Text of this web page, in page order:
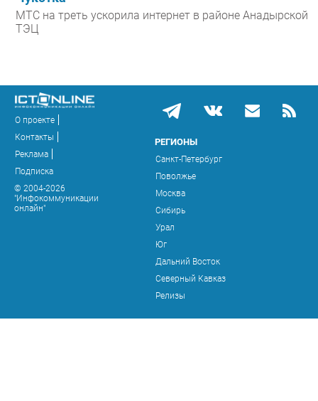
МТС на треть ускорила интернет в районе Анадырской
ТЭЦ
О проекте
Контакты
Реклама
Подписка
© 2004-2026
"Инфокоммуникации
онлайн"
РЕГИОНЫ
Санкт-Петербург
Поволжье
Москва
Сибирь
Урал
Юг
Дальний Восток
Северный Кавказ
Релизы